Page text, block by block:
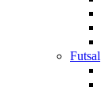
Futsal